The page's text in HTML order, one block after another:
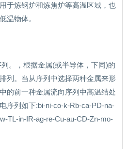
于炼钢炉和炼焦炉等高温区域，也
温物体。
列。，根据金属(或半导体，下同)的
列。当从序列中选择两种金属来形
的前一种金属流向序列中高温结处
序列如下:bi-ni-co-k-Rb-ca-PD-na-
TL-in-IR-ag-re-Cu-au-CD-Zn-mo-